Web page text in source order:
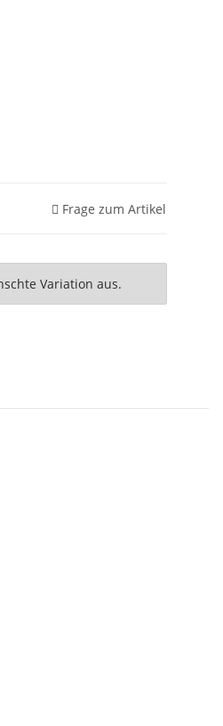
Frage zum Artikel
Variation aus.